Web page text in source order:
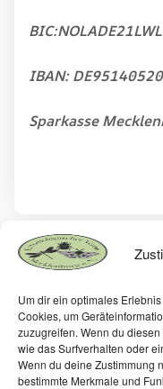
Um dir ein optimales
Cookies, um
zuzugreifen. Wenn du
wie das Surfverhalten oder
Wenn du deine Zustimmung
bestimmte Merkmale und
BIC:NOLADE21LWL
IBAN:
Sparkasse
Virgo - Die